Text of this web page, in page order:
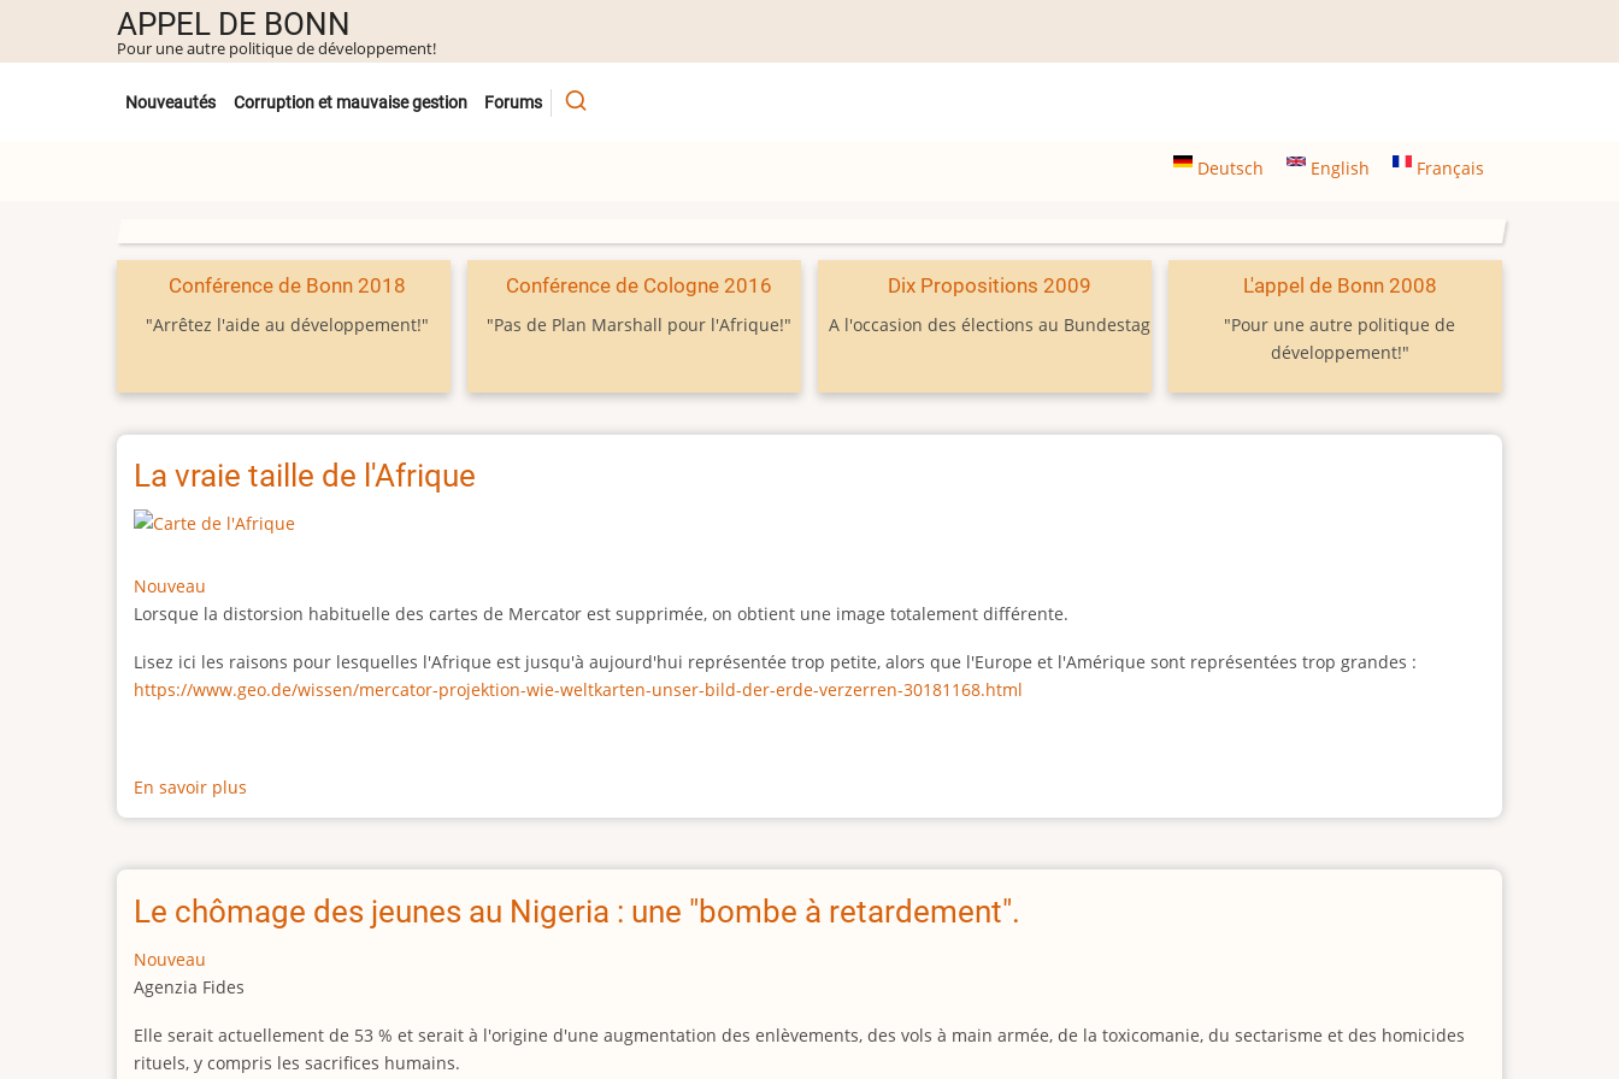
contenu
APPEL DE BONN
Pour une autre politique de développement!
Untermenü
Nouveautés Corruption et mauvaise gestion Forums
Deutsch English Français
Conférence de Bonn 2018
"Arrêtez l'aide au développement!"
Conférence de Cologne 2016
"Pas de Plan Marshall pour l'Afrique!"
Dix Propositions 2009
A l'occasion des élections au Bundestag
L'appel de Bonn 2008
"Pour une autre politique de
développement!"
La vraie taille de l'Afrique
Nouveau
Lorsque la distorsion habituelle des cartes de Mercator est supprimée, on obtient une image totalement différente.
Lisez ici les raisons pour lesquelles l'Afrique est jusqu'à aujourd'hui représentée trop petite, alors que l'Europe et l'Amérique sont représentées trop grandes :
https://www.geo.de/wissen/mercator-projektion-wie-weltkarten-unser-bild-der-erde-verzerren-30181168.html
En savoir plus
La
taille
l'Afrique
Le chômage des jeunes au Nigeria : une "bombe à retardement".
Nouveau
Agenzia Fides
Elle serait actuellement de 53 % et serait à l'origine d'une augmentation des enlèvements, des vols à main armée, de la toxicomanie, du sectarisme et des homicides
rituels, y compris les sacrifices humains.